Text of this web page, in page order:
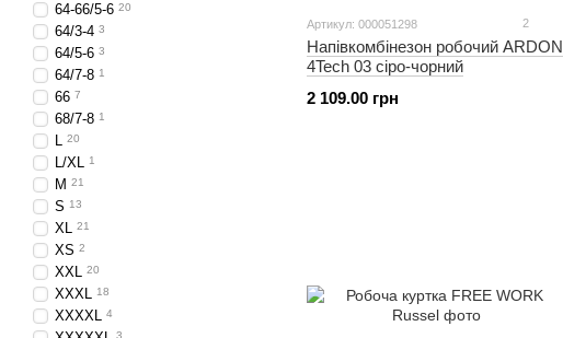
Артикул: 000051298 2
Напівкомбінезон робочий ARDON
4Tech 03 сіро-чорний
2 109.00 грн
64-66/5-6 20
64/3-4 3
64/5-6 3
64/7-8 1
66 7
68/7-8 1
L 20
L/XL 1
M 21
S 13
XL 21
XS 2
XXL 20
XXXL 18
XXXXL 4
3